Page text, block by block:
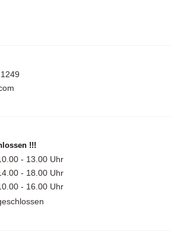
!!!
- 13.00 Uhr
- 18.00 Uhr
- 16.00 Uhr